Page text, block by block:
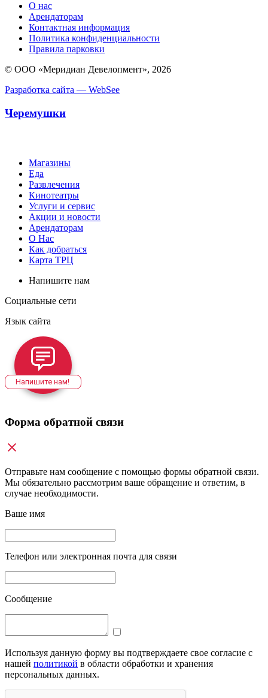
О нас
Арендаторам
Контактная информация
Политика конфиденциальности
Правила парковки
© ООО «Меридиан Девелопмент», 2026
Разработка сайта — WebSee
Черемушки
Магазины
Еда
Развлечения
Кинотеатры
Услуги и сервис
Акции и новости
Арендаторам
О Нас
Как добраться
Карта ТРЦ
Напишите нам
Социальные сети
Язык сайта
Напишите нам!
Форма обратной связи
Отправьте нам сообщение с помощью формы обратной связи.
Мы обязательно рассмотрим ваше обращение и ответим, в
случае необходимости.
Ваше имя
Телефон или электронная почта для связи
Сообщение
Используя данную форму вы подтверждаете свое согласие с
нашей политикой в области обработки и хранения
персональных данных.